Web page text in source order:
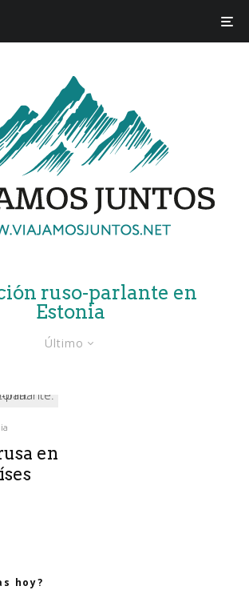
ruso-parlante en
Estonia
Último
en
hoy?